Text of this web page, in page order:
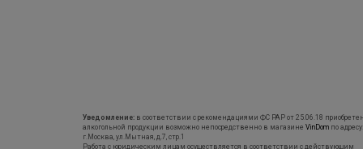
Уведомление: в соответствии с рекомендациями ФС РАР от 25.06.18
алкогольной продукции возможно непосредственно в магазине VinDom по адресу:
г.Москва, ул.Мытная, д.7, стр.1
Работа с юридическим лицам осуществляется в соответствии с действующим